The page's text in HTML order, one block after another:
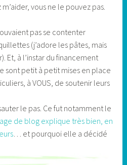
vous ne le pouvez pas.
pas se contenter
(j’adore les pâtes, mais
Et, à l’instar du financement
sont petit à petit mises en place
à VOUS, de soutenir leurs
le pas. Ce fut notamment le
de blog explique très bien, en
… et pourquoi elle a décidé